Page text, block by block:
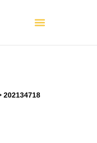
202134718